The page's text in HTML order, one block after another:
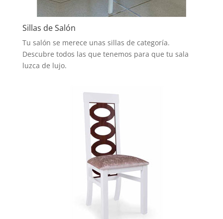
Sillas de Salón
Tu salón se merece unas sillas de categoría.
Descubre todos las que tenemos para que tu sala
luzca de lujo.